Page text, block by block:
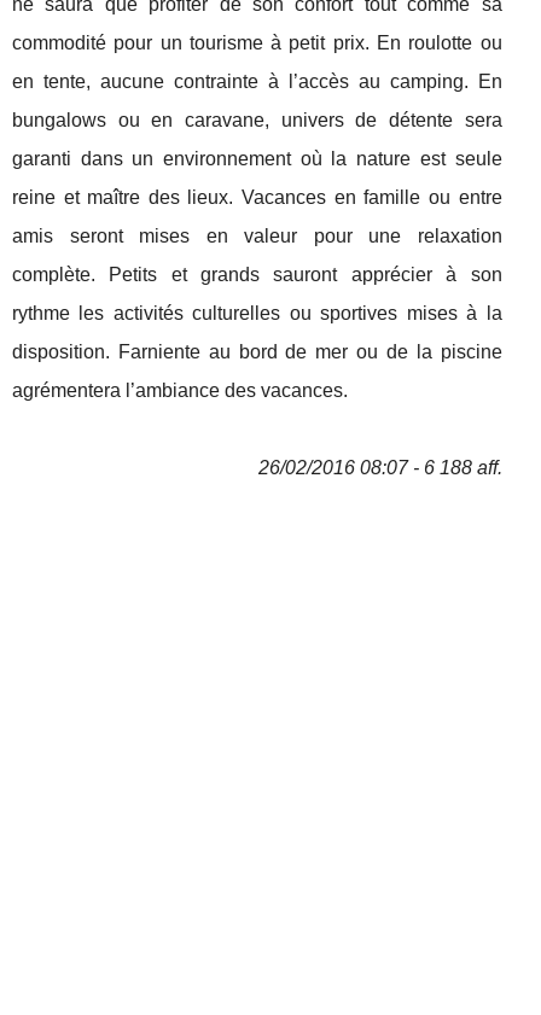
ne saura que profiter de son confort tout comme sa
commodité pour un tourisme à petit prix. En roulotte ou
en tente, aucune contrainte à l’accès au camping. En
bungalows ou en caravane, univers de détente sera
garanti dans un environnement où la nature est seule
reine et maître des lieux. Vacances en famille ou entre
amis seront mises en valeur pour une relaxation
complète. Petits et grands sauront apprécier à son
rythme les activités culturelles ou sportives mises à la
disposition. Farniente au bord de mer ou de la piscine
agrémentera l’ambiance des vacances.
26/02/2016 08:07 - 6 188 aff.